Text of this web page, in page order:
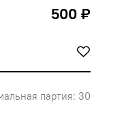
500 ₽
партия: 30